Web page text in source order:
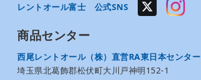
レントオール富士 公式SNS
商品センター
西尾レントオール（株）直営RA東日本センター
埼玉県北葛飾郡松伏町大川戸神明152-1